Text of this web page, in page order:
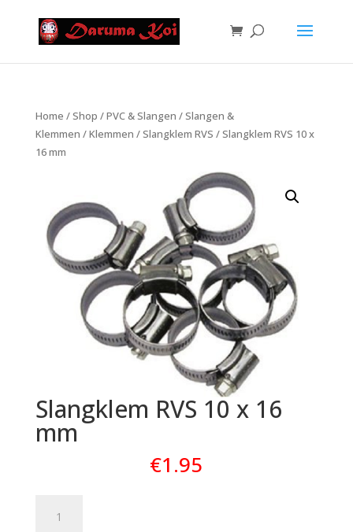
Home /Shop /PVC & Slangen /Slangen &
Klemmen /Klemmen /Slangklem RVS / Slangklem RVS 10 x
16 mm
Slangklem RVS 10 x 16
mm
€1.95